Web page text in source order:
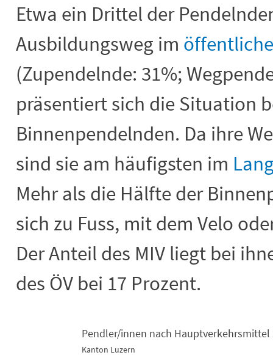
Etwa ein Drittel der
Ausbildungsweg im
(Zupendelnde: 31%;
präsentiert sich die Situation
Binnenpendelnden. Da ihre
sind sie am häufigsten im
Mehr als die Hälfte der
sich zu Fuss, mit dem Velo
Der Anteil des MIV liegt bei
des ÖV bei 17 Prozent.
Pendler/innen nach Hauptverkehrsmittel
Kanton Luzern